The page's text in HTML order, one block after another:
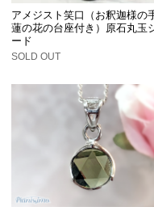
アメジスト笑口（お釈迦様の
蓮の花の台座付き）原石丸玉
ード
SOLD OUT